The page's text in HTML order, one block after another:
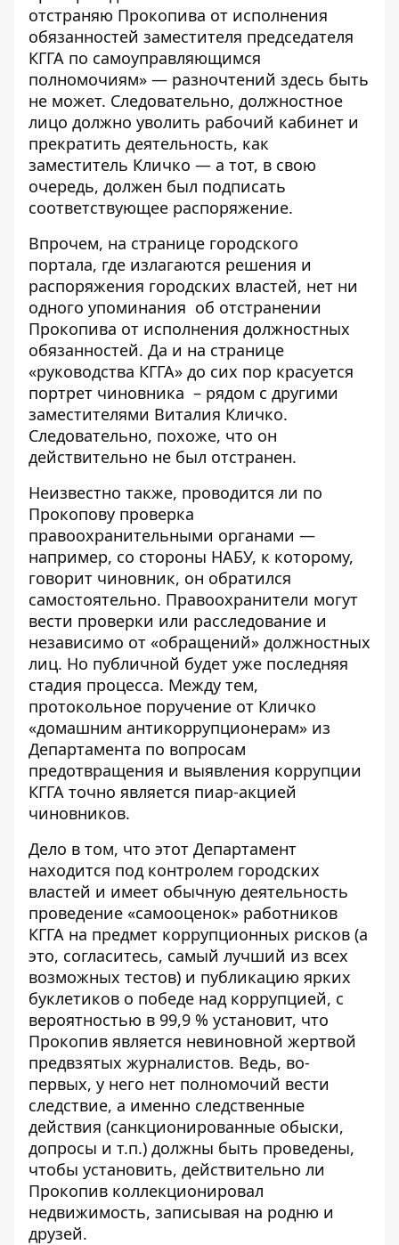
отстраняю Прокопива от исполнения
обязанностей заместителя председателя
КГГА по самоуправляющимся
полномочиям» — разночтений здесь быть
не может. Следовательно, должностное
лицо должно уволить рабочий кабинет и
прекратить деятельность, как
заместитель Кличко — а тот, в свою
очередь, должен был подписать
соответствующее распоряжение.
Впрочем, на странице городского
портала, где излагаются решения и
распоряжения городских властей, нет ни
одного упоминания об отстранении
Прокопива от исполнения должностных
обязанностей. Да и на странице
«руководства КГГА» до сих пор красуется
портрет чиновника – рядом с другими
заместителями Виталия Кличко.
Следовательно, похоже, что он
действительно не был отстранен.
Неизвестно также, проводится ли по
Прокопову проверка
правоохранительными органами —
например, со стороны НАБУ, к которому,
говорит чиновник, он обратился
самостоятельно. Правоохранители могут
вести проверки или расследование и
независимо от «обращений» должностных
лиц. Но публичной будет уже последняя
стадия процесса. Между тем,
протокольное поручение от Кличко
«домашним антикоррупционерам» из
Департамента по вопросам
предотвращения и выявления коррупции
КГГА точно является пиар-акцией
чиновников.
Дело в том, что этот Департамент
находится под контролем городских
властей и имеет обычную деятельность
проведение «самооценок» работников
КГГА на предмет коррупционных рисков (а
это, согласитесь, самый лучший из всех
возможных тестов) и публикацию ярких
буклетиков о победе над коррупцией, с
вероятностью в 99,9 % установит, что
Прокопив является невиновной жертвой
предвзятых журналистов. Ведь, во-
первых, у него нет полномочий вести
следствие, а именно следственные
действия (санкционированные обыски,
допросы и т.п.) должны быть проведены,
чтобы установить, действительно ли
Прокопив коллекционировал
недвижимость, записывая на родню и
друзей.